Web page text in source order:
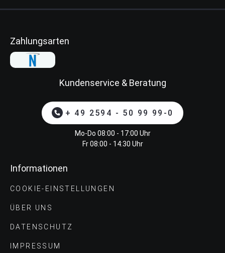
Zahlungsarten
Kundenservice & Beratung
+ 49 2594 - 50 99 99-0
Mo-Do 08:00 - 17:00 Uhr
Fr 08:00 - 14:30 Uhr
Informationen
COOKIE-EINSTELLUNGEN
ÜBER UNS
DATENSCHUTZ
IMPRESSUM